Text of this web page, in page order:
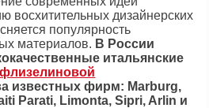
восхитительных дизайнерских
популярность
материалов. В России
итальянские
известных фирм: Marburg,
Parati, Limonta, Sipri, Arlin и